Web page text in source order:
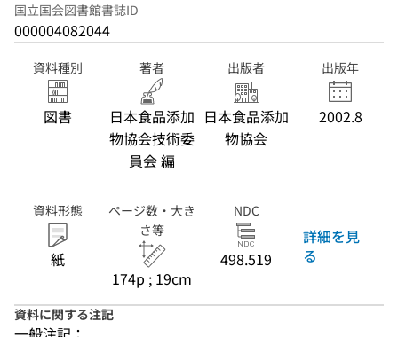
国立国会図書館書誌ID
000004082044
資料種別
図書
著者
日本食品添加
物協会技術委
員会 編
出版者
日本食品添加
物協会
出版年
2002.8
資料形態
紙
ページ数・大き
さ等
174p ; 19cm
NDC
498.519
詳細を見
る
資料に関する注記